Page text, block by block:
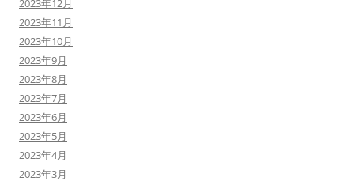
2023年12月
2023年11月
2023年10月
2023年9月
2023年8月
2023年7月
2023年6月
2023年5月
2023年4月
2023年3月